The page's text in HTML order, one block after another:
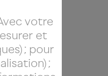
la
de fortes
votre
et
; pour
;